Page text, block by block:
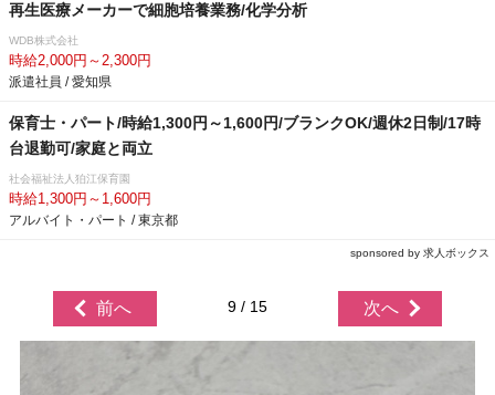
再生医療メーカーで細胞培養業務/化学分析
WDB株式会社
時給2,000円～2,300円
派遣社員 / 愛知県
保育士・パート/時給1,300円～1,600円/ブランクOK/週休2日制/17時
台退勤可/家庭と両立
社会福祉法人狛江保育園
時給1,300円～1,600円
アルバイト・パート / 東京都
sponsored by 求人ボックス
前へ 9 / 15 次へ